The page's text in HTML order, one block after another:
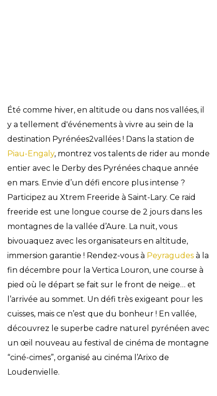
Été comme hiver, en altitude ou dans nos vallées, il
y a tellement d'événements à vivre au sein de la
destination Pyrénées2vallées ! Dans la station de
Piau-Engaly, montrez vos talents de rider au monde
entier avec le Derby des Pyrénées chaque année
en mars. Envie d’un défi encore plus intense ?
Participez au Xtrem Freeride à Saint-Lary. Ce raid
freeride est une longue course de 2 jours dans les
montagnes de la vallée d’Aure. La nuit, vous
bivouaquez avec les organisateurs en altitude,
immersion garantie ! Rendez-vous à Peyragudes à la
fin décembre pour la Vertica Louron, une course à
pied où le départ se fait sur le front de neige… et
l’arrivée au sommet. Un défi très exigeant pour les
cuisses, mais ce n’est que du bonheur ! En vallée,
découvrez le superbe cadre naturel pyrénéen avec
un œil nouveau au festival de cinéma de montagne
“ciné-cimes”, organisé au cinéma l’Arixo de
Loudenvielle.